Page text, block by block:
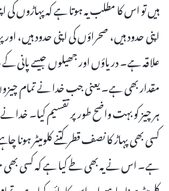
ہیں تو اس کا مطلب یہ ہوتا ہے کہ پہاڑوں کی
اپنی حدود ہیں، صحراؤں کی اپنی حدود ہیں،
علاقہ ہے۔ دریاؤں اور جھیلوں جیسے پانی
مقدار بھی ہے۔ یعنی جب خدا نے تمام
ہر چیز کو بہت واضح طور پر تقسیم کیا۔ خدا
کسی بھی پہاڑ کا نصف قطر کتنے کلومیٹر ہونا
ہے۔ اس نے یہ بھی طے کیا ہے کہ کسی بھی